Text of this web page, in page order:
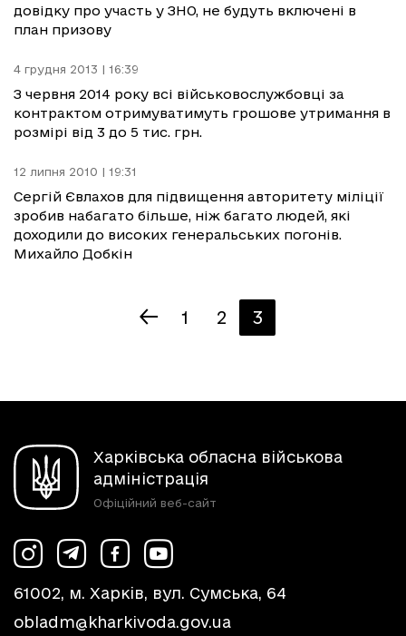
довідку про участь у ЗНО, не будуть включені в
план призову
4 грудня 2013 | 16:39
З червня 2014 року всі військовослужбовці за
контрактом отримуватимуть грошове утримання в
розмірі від 3 до 5 тис. грн.
12 липня 2010 | 19:31
Сергій Євлахов для підвищення авторитету міліції
зробив набагато більше, ніж багато людей, які
доходили до високих генеральських погонів.
Михайло Добкін
1 2 3
Харківська обласна військова
адміністрація
Офіційний веб-сайт
61002, м. Харків, вул. Сумська, 64
obladm@kharkivoda.gov.ua